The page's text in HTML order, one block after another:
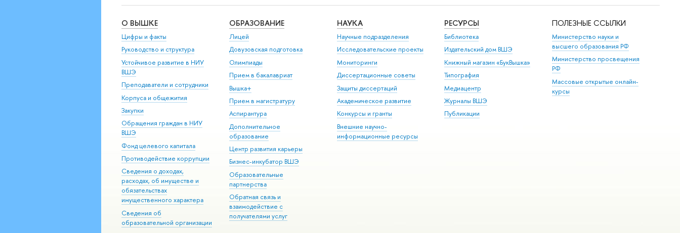
О ВЫШКЕ
Цифры и факты
Руководство и структура
Устойчивое развитие в НИУ
ВШЭ
Преподаватели и сотрудники
Корпуса и общежития
Закупки
Обращения граждан в НИУ
ВШЭ
Фонд целевого капитала
Противодействие коррупции
Сведения о доходах,
расходах, об имуществе и
обязательствах
имущественного характера
Сведения об
образовательной организации
ОБРАЗОВАНИЕ
Лицей
Довузовская подготовка
Олимпиады
Прием в бакалавриат
Вышка+
Прием в магистратуру
Аспирантура
Дополнительное
образование
Центр развития карьеры
Бизнес-инкубатор ВШЭ
Образовательные
партнерства
Обратная связь и
взаимодействие с
получателями услуг
НАУКА
Научные подразделения
Исследовательские проекты
Мониторинги
Диссертационные советы
Защиты диссертаций
Академическое развитие
Конкурсы и гранты
Внешние научно-
информационные ресурсы
РЕСУРСЫ
Библиотека
Издательский дом ВШЭ
Книжный магазин «БукВышка»
Типография
Медиацентр
Журналы ВШЭ
Публикации
ПОЛЕЗНЫЕ ССЫЛКИ
Министерство науки и
высшего образования РФ
Министерство просвещения
РФ
Массовые открытые онлайн-
курсы